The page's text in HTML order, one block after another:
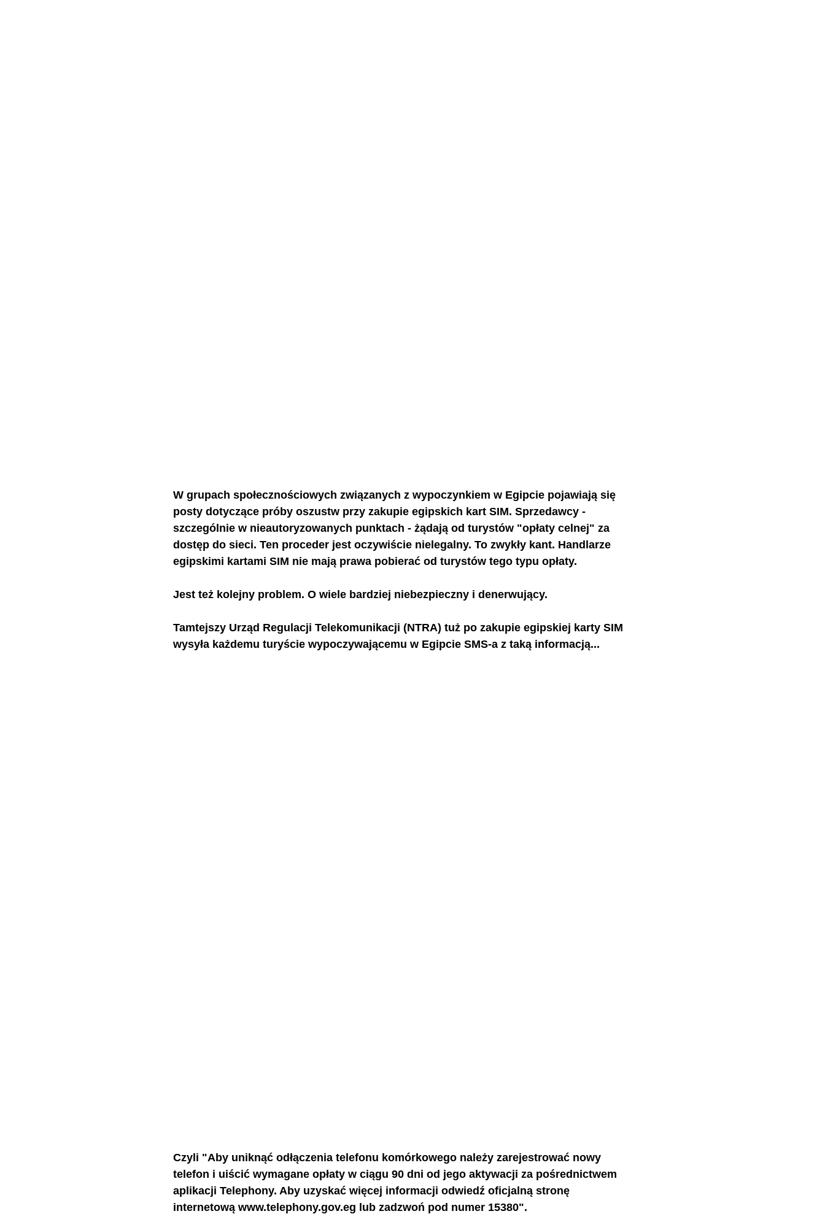
W grupach społecznościowych związanych z wypoczynkiem w Egipcie pojawiają się
posty dotyczące próby oszustw przy zakupie egipskich kart SIM. Sprzedawcy -
szczególnie w nieautoryzowanych punktach - żądają od turystów "opłaty celnej" za
dostęp do sieci. Ten proceder jest oczywiście nielegalny. To zwykły kant. Handlarze
egipskimi kartami SIM nie mają prawa pobierać od turystów tego typu opłaty.
Jest też kolejny problem. O wiele bardziej niebezpieczny i denerwujący.
Tamtejszy Urząd Regulacji Telekomunikacji (NTRA) tuż po zakupie egipskiej karty SIM
wysyła każdemu turyście wypoczywającemu w Egipcie SMS-a z taką informacją...
Czyli "Aby uniknąć odłączenia telefonu komórkowego należy zarejestrować nowy
telefon i uiścić wymagane opłaty w ciągu 90 dni od jego aktywacji za pośrednictwem
aplikacji Telephony. Aby uzyskać więcej informacji odwiedź oficjalną stronę
internetową www.telephony.gov.eg lub zadzwoń pod numer 15380".